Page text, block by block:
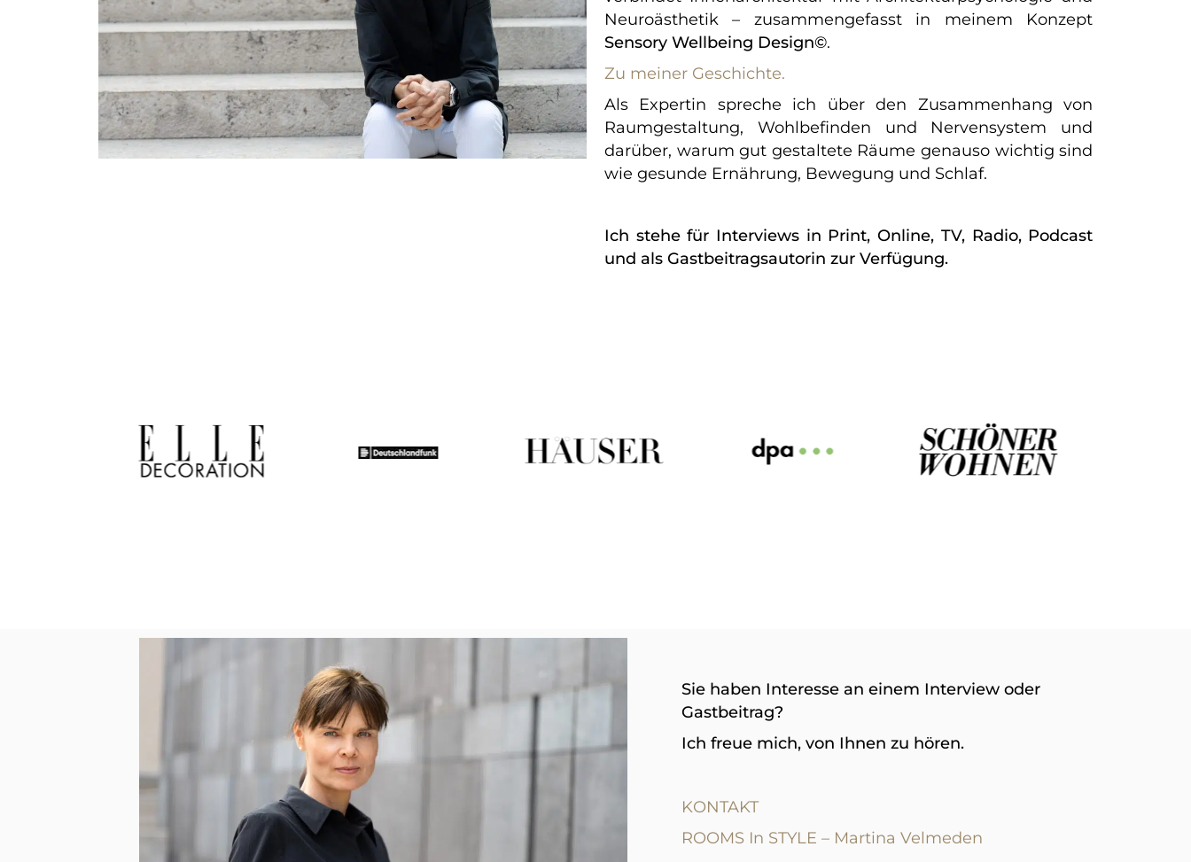
Neuroästhetik – zusammengefasst in meinem Konzept
Sensory Wellbeing Design©.
Zu meiner Geschichte.
Als Expertin spreche ich über den Zusammenhang von
Raumgestaltung, Wohlbefinden und Nervensystem und
darüber, warum gut gestaltete Räume genauso wichtig sind
wie gesunde Ernährung, Bewegung und Schlaf.
Ich stehe für Interviews in Print, Online, TV, Radio, Podcast
und als Gastbeitragsautorin zur Verfügung.
Sie haben Interesse an einem Interview oder
Gastbeitrag?
Ich freue mich, von Ihnen zu hören.
KONTAKT
ROOMS In STYLE – Martina Velmeden